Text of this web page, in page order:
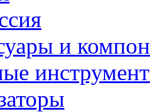
и